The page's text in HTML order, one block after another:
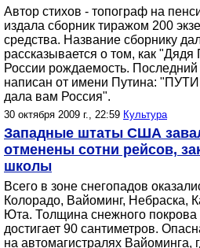
Автор стихов - топограф на
издала сборник тиражом 200
средства. Название сборнику
рассказывается о том, как
России рождаемость. Последний
написан от имени Путина:
дала вам Россия".
30 октября 2009 г., 22:59 Культура
Западные штаты США
отменены сотни рейсов,
школы
Всего в зоне снегопадов
Колорадо, Вайоминг, Небраска,
Юта. Толщина снежного покрова
достигает 90 сантиметров.
на автомагистралях Вайоминга,